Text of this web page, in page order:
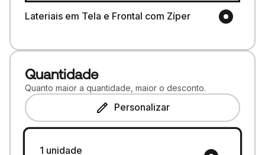
Lateriais em Tela e Frontal com Zíper
Quantidade
Quanto maior a quantidade, maior o desconto.
Personalizar
1 unidade